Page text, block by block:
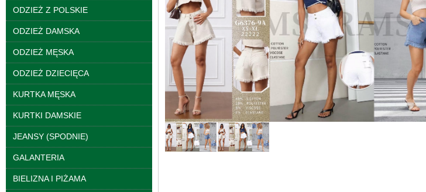
ODZIEŻ Z POLSKIE
ODZIEŻ DAMSKA
ODZIEŻ MĘSKA
ODZIEŻ DZIECIĘCA
KURTKA MĘSKA
KURTKI DAMSKIE
JEANSY (SPODNIE)
GALANTERIA
BIELIZNA I PIŻAMA
Kurtki damskie
skórzana Roz S-XL, 1
Kolor Paczka 5 szt